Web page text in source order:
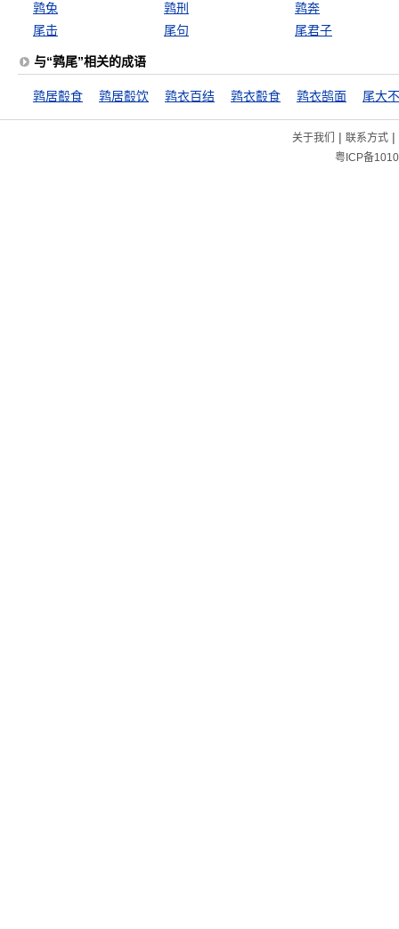
鹑兔 鹑刑
鹑奔
尾击
尾句 尾君子
与“鹑尾”相关的成语
鹑居鷇食 鹑居鷇饮 鹑衣百结 鹑衣鷇食 鹑衣鹄面 尾大
关于我们 | 联系方式|
粤ICP备